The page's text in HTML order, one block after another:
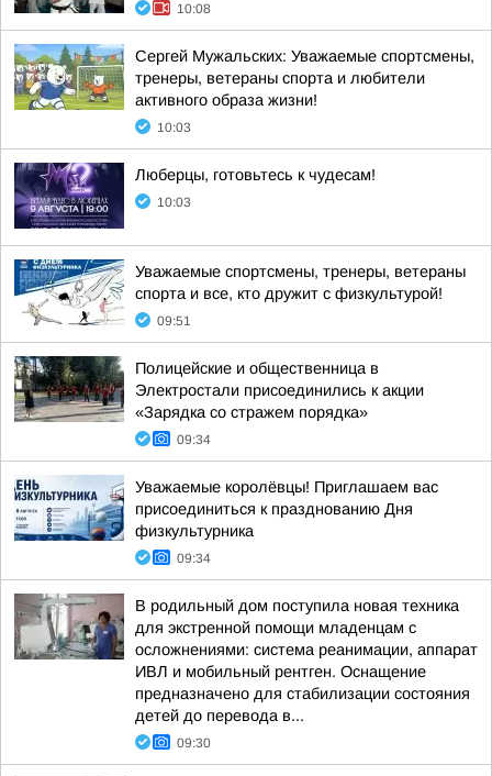
10:08
Сергей Мужальских: Уважаемые спортсмены,
тренеры, ветераны спорта и любители
активного образа жизни!
10:03
Люберцы, готовьтесь к чудесам!
10:03
Уважаемые спортсмены, тренеры, ветераны
спорта и все, кто дружит с физкультурой!
09:51
Полицейские и общественница в
Электростали присоединились к акции
«Зарядка со стражем порядка»
09:34
Уважаемые королёвцы! Приглашаем вас
присоединиться к празднованию Дня
физкультурника
09:34
В родильный дом поступила новая техника
для экстренной помощи младенцам с
осложнениями: система реанимации, аппарат
ИВЛ и мобильный рентген. Оснащение
предназначено для стабилизации состояния
детей до перевода в...
09:30